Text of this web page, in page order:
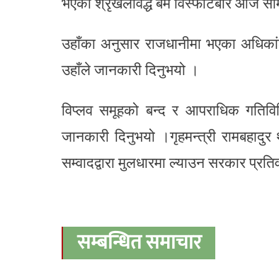
उहाँका अनुसार राजधानीमा भएका
उहाँले जानकारी दिनुभयो ।
विप्लव समूहको बन्द र आपराधिक
जानकारी दिनुभयो ।गृहमन्त्री
सम्वादद्वारा मुलधारमा ल्याउन सरकार
सम्बन्धित समाचार